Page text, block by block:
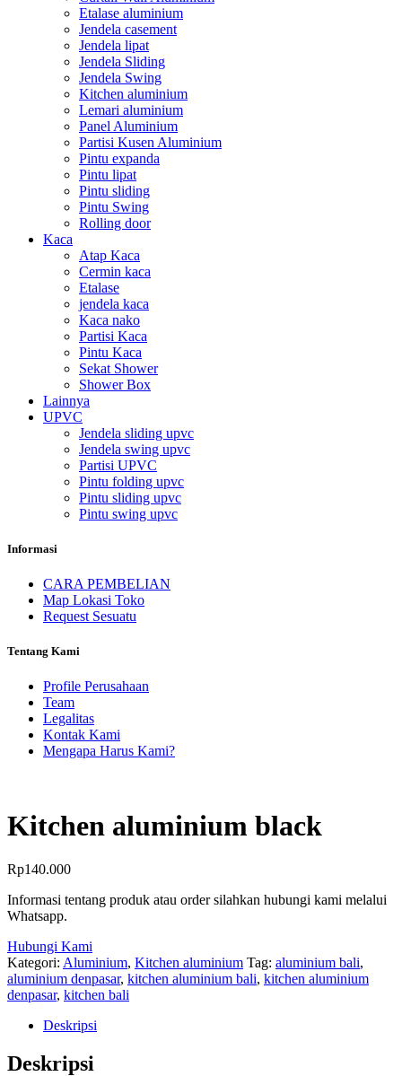
Etalase aluminium
Jendela casement
Jendela lipat
Jendela Sliding
Jendela Swing
Kitchen aluminium
Lemari aluminium
Panel Aluminium
Partisi Kusen Aluminium
Pintu expanda
Pintu lipat
Pintu sliding
Pintu Swing
Rolling door
Kaca
Atap Kaca
Cermin kaca
Etalase
jendela kaca
Kaca nako
Partisi Kaca
Pintu Kaca
Sekat Shower
Shower Box
Lainnya
UPVC
Jendela sliding upvc
Jendela swing upvc
Partisi UPVC
Pintu folding upvc
Pintu sliding upvc
Pintu swing upvc
Informasi
CARA PEMBELIAN
Map Lokasi Toko
Request Sesuatu
Tentang Kami
Profile Perusahaan
Team
Legalitas
Kontak Kami
Mengapa Harus Kami?
Kitchen aluminium black
Rp140.000
Informasi tentang produk atau order silahkan hubungi kami melalui
Whatsapp.
Hubungi Kami
Kategori: Aluminium, Kitchen aluminium Tag: aluminium bali,
aluminium denpasar, kitchen aluminium bali, kitchen aluminium
denpasar, kitchen bali
Deskripsi
Deskripsi